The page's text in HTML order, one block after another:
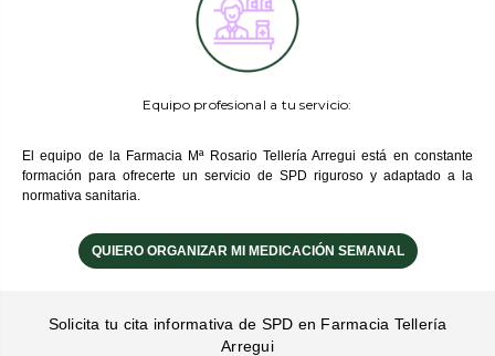
Equipo profesional a tu servicio:
El equipo de la Farmacia Mª Rosario Tellería Arregui está en constante
formación para ofrecerte un servicio de SPD riguroso y adaptado a la
normativa sanitaria.
QUIERO ORGANIZAR MI MEDICACIÓN SEMANAL
Solicita tu cita informativa de SPD en Farmacia Tellería
Arregui